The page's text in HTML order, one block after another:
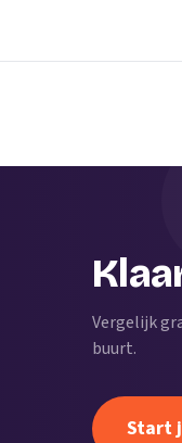
Vergelijk
buurt.
Start